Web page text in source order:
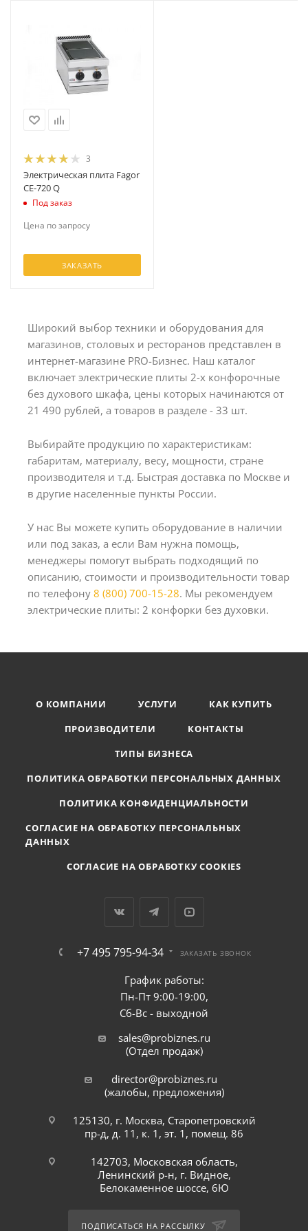
3
Электрическая плита Fagor
CE-720 Q
Под заказ
Цена по запросу
ЗАКАЗАТЬ
Широкий выбор техники и оборудования для
магазинов, столовых и ресторанов представлен в
интернет-магазине PRO-Бизнес. Наш каталог
включает электрические плиты 2-х конфорочные
без духового шкафа, цены которых начинаются от
21 490 рублей, а товаров в разделе - 33 шт.
Выбирайте продукцию по характеристикам:
габаритам, материалу, весу, мощности, стране
производителя и т.д. Быстрая доставка по Москве и
в другие населенные пункты России.
У нас Вы можете купить оборудование в наличии
или под заказ, а если Вам нужна помощь,
менеджеры помогут выбрать подходящий по
описанию, стоимости и производительности товар
по телефону 8 (800) 700-15-28. Мы рекомендуем
электрические плиты: 2 конфорки без духовки.
О КОМПАНИИ УСЛУГИ
КАК КУПИТЬ
ПРОИЗВОДИТЕЛИ
КОНТАКТЫ
ТИПЫ БИЗНЕСА
ПОЛИТИКА ОБРАБОТКИ ПЕРСОНАЛЬНЫХ ДАННЫХ
ПОЛИТИКА КОНФИДЕНЦИАЛЬНОСТИ
СОГЛАСИЕ НА ОБРАБОТКУ ПЕРСОНАЛЬНЫХ
ДАННЫХ
СОГЛАСИЕ НА ОБРАБОТКУ COOKIES
+7 495 795-94-34 ЗАКАЗАТЬ ЗВОНОК
График работы:
Пн-Пт 9:00-19:00,
Сб-Вс - выходной
sales@probiznes.ru
(Отдел продаж)
director@probiznes.ru
(жалобы, предложения)
125130, г. Москва, Старопетровский
пр-д, д. 11, к. 1, эт. 1, помещ. 86
142703, Московская область,
Ленинский р-н, г. Видное,
Белокаменное шоссе, 6Ю
ПОДПИСАТЬСЯ НА РАССЫЛКУ